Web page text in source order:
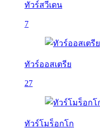
ทัวร์สวีเดน
7
ทัวร์ออสเตรีย
27
ทัวร์โมร็อกโก